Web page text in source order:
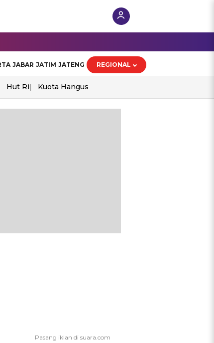
JABAR JATIM JATENG REGIONAL
Hut Ri Kuota Hangus